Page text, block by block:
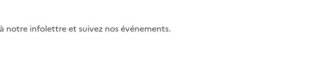
notre infolettre et suivez nos événements.